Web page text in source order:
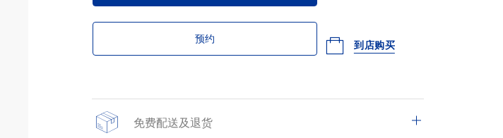
预约 到店购买
免费配送及退货